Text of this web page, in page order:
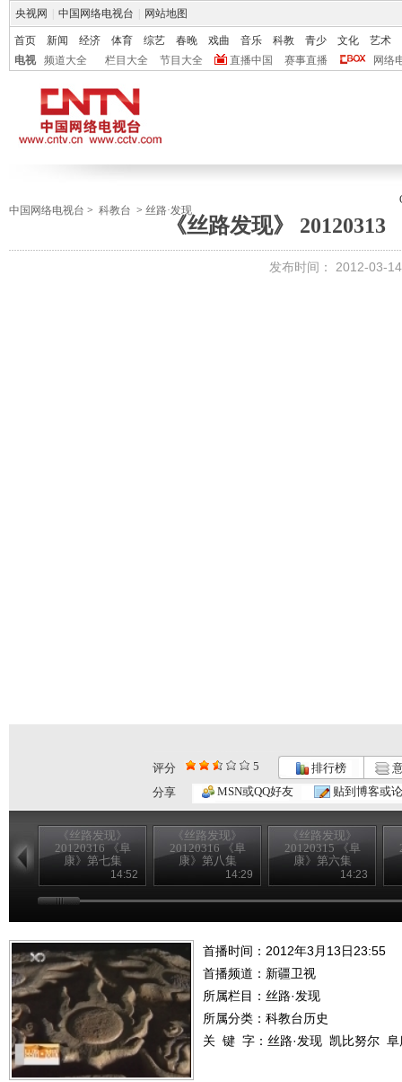
央视网 中国网络电视台 网站地图
首页 新闻 经济 体育 综艺 春晚 戏曲 音乐 科教 青少 文化
艺术
电视
频道大全 栏目大全 节目大全 直播中国 赛事直播 网络
中国网络电视台 > 科教台 > 丝路·发现
《丝路发现》 20120313
发布时间： 2012-03-
评分 5 排行榜
分享
MSN或QQ好友 贴到博客或
《丝路发现》
20120316 《阜
康》第七集
14:52
《丝路发现》
20120316 《阜
康》第八集
14:29
《丝路发现》
20120315 《阜
康》第六集
14:23
首播时间：2012年3月13日23:55
首播频道： 新疆卫视
所属栏目： 丝路·发现
所属分类：科教台历史
关 键 字： 丝路·发现 凯比努尔 阜